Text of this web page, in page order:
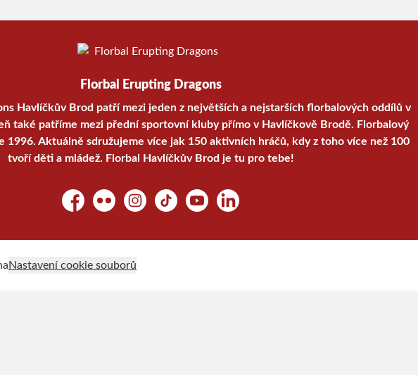
Florbal Erupting Dragons
Havlíčkův Brod patří mezi jeden z největších a nejstarších florbalových oddílů v
také patříme mezi přední sportovní kluby přímo v Havlíčkově Brodě. Florbalový
1996. Aktuálně sdružujeme více jak 150 aktivních hráčů, kdy z toho více než 100
tvoří děti a mládež. Florbal Havlíčkův Brod je tu pro tebe!
FacebookFlickr Instagram
TikTok YouTubeLinkedIn
Nastavení cookie souborů